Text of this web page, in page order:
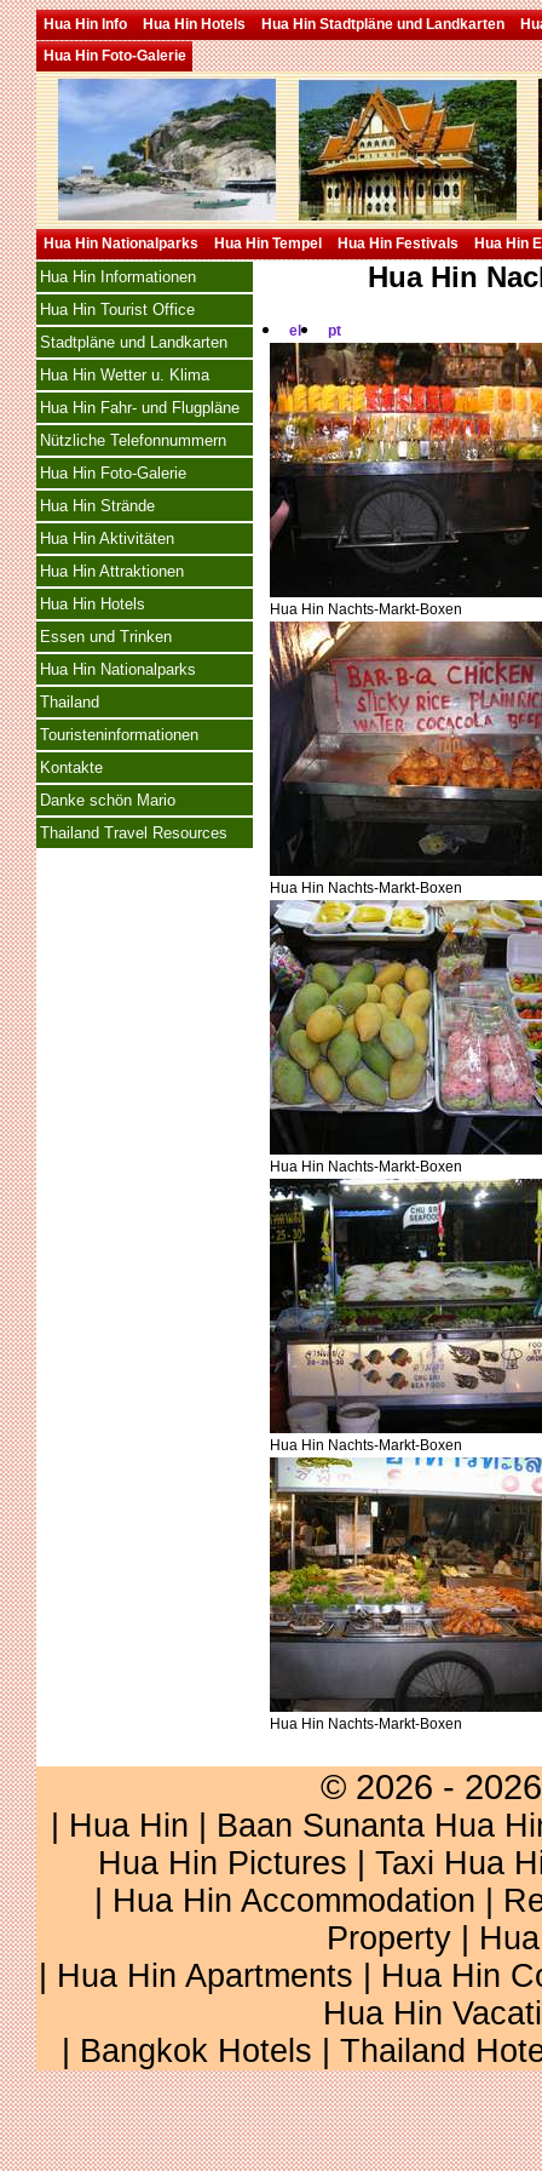
Hua Hin Info Hua Hin Hotels Hua Hin Stadtpläne und Landkarten
Hua Hin Foto-Galerie
Hua Hin Nationalparks Hua Hin Tempel Hua Hin Festivals Hua Hin
Hua Hin Informationen
Hua Hin Tourist Office
Stadtpläne und Landkarten
Hua Hin Wetter u. Klima
Hua Hin Fahr- und Flugpläne
Nützliche Telefonnummern
Hua Hin Foto-Galerie
Hua Hin Strände
Hua Hin Aktivitäten
Hua Hin Attraktionen
Hua Hin Hotels
Essen und Trinken
Hua Hin Nationalparks
Thailand
Touristeninformationen
Kontakte
Danke schön Mario
Thailand Travel Resources
Hua Hin
el pt
Hua Hin Nachts-Markt-Boxen
Hua Hin Nachts-Markt-Boxen
Hua Hin Nachts-Markt-Boxen
Hua Hin Nachts-Markt-Boxen
Hua Hin Nachts-Markt-Boxen
© 2026 -
Hua Hin
Baan Sunanta Hua
Hua Hin Pictures
Taxi Hua
Hua Hin Accommodation
Property
Hua Hin Apartments
Hua Hin
Hua Hin
Bangkok Hotels Thailand